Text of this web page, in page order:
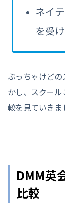
ネイ
を受
ぶっちゃけどの
かし、スクー
較を見ていきま
DMM英
比較